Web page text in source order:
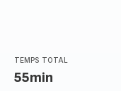
TEMPS TOTAL
55min